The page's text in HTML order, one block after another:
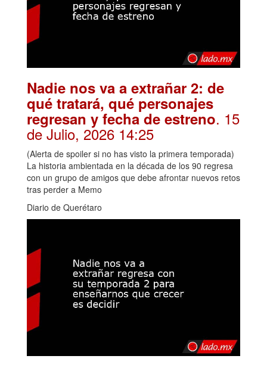
Nadie nos va a extrañar 2: de
qué tratará, qué personajes
regresan y fecha de estreno. 15
de Julio, 2026 14:25
(Alerta de spoiler si no has visto la primera temporada)
La historia ambientada en la década de los 90 regresa
con un grupo de amigos que debe afrontar nuevos retos
tras perder a Memo
Diario de Querétaro